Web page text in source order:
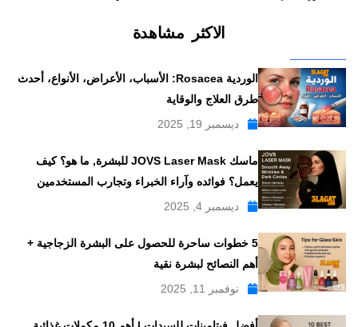
الاكثر مشاهدة
الوردية Rosacea: الأسباب، الأعراض، الأنواع، أحدث
طرق العلاج والوقاية
ديسمبر 19, 2025
ماسك JOVS Laser Mask للبشرة, ما هو؟ كيف
يعمل؟ فوائده وآراء الخبراء وتجارب المستخدمين
ديسمبر 4, 2025
5 خطوات ساحرة للحصول على البشرة الزجاجية +
أهم النصائح لبشرة نقية
نوفمبر 11, 2025